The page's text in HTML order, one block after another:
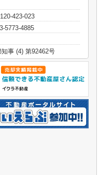
423-023
5773-4885
事 (4) 第92462号